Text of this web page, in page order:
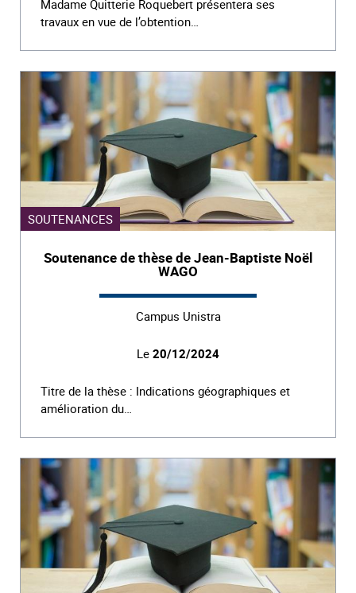
Madame Quitterie Roquebert présentera ses
travaux en vue de l’obtention…
SOUTENANCES
Soutenance de thèse de Jean-Baptiste Noël
WAGO
Campus Unistra
Le 20/12/2024
Titre de la thèse : Indications géographiques et
amélioration du…